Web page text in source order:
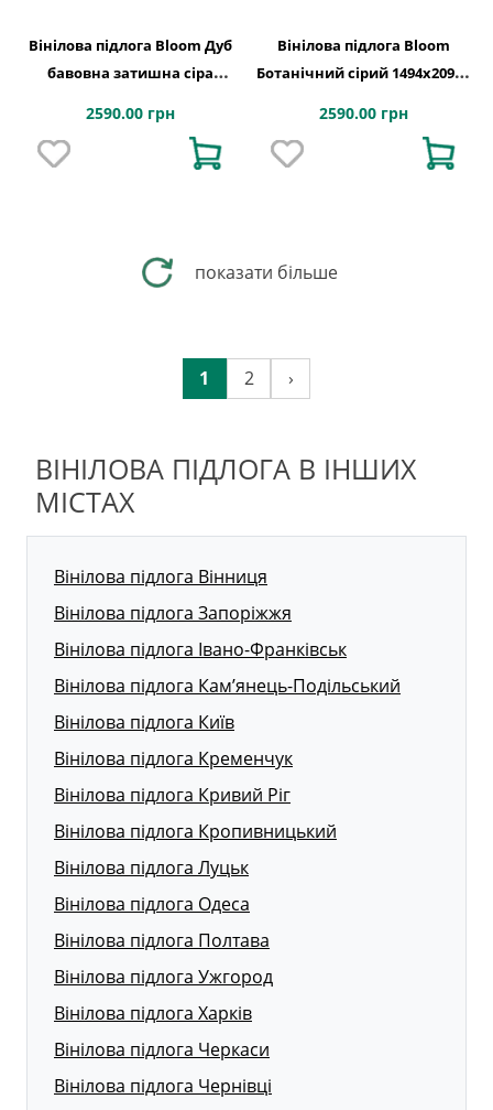
Вінілова підлога Bloom Дуб
бавовна затишна сіра
2590.00 грн
Вінілова підлога Bloom
Ботанічний сірий 1494х209x6
2590.00 грн
показати більше
1 2 ›
ВІНІЛОВА ПІДЛОГА В ІНШИХ
МІСТАХ
Вінілова підлога Вінниця
Вінілова підлога Запоріжжя
Вінілова підлога Івано-Франківськ
Вінілова підлога Кам’янець-Подільський
Вінілова підлога Київ
Вінілова підлога Кременчук
Вінілова підлога Кривий Ріг
Вінілова підлога Кропивницький
Вінілова підлога Луцьк
Вінілова підлога Одеса
Вінілова підлога Полтава
Вінілова підлога Ужгород
Вінілова підлога Харків
Вінілова підлога Черкаси
Вінілова підлога Чернівці